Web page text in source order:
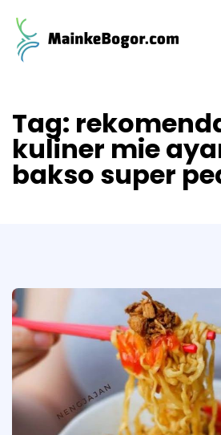
Tag:
kuliner mie
bakso super